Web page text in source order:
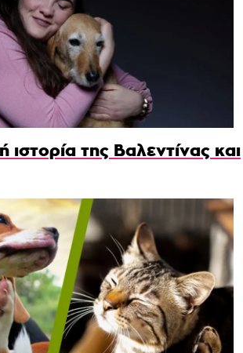
ιστορία της Βαλεντίνας και